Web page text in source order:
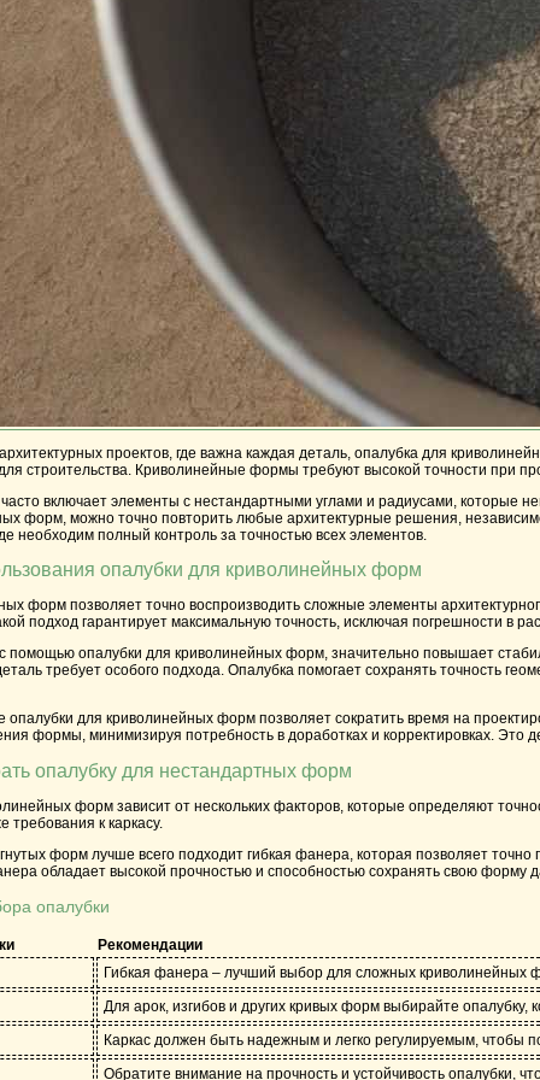
проектов, где важна каждая деталь, опалубка для
строительства. Криволинейные формы требуют высокой точности при
часто включает элементы с нестандартными углами и радиусами,
форм, можно точно повторить любые архитектурные решения,
необходим полный контроль за точностью всех элементов.
опалубки для криволинейных форм
форм позволяет точно воспроизводить сложные элементы
подход гарантирует максимальную точность, исключая погрешности в
помощью опалубки для криволинейных форм, значительно повышает
требует особого подхода. Опалубка помогает сохранять точность
опалубки для криволинейных форм позволяет сократить время на
формы, минимизируя потребность в доработках и корректировках.
опалубку для нестандартных форм
форм зависит от нескольких факторов, которые определяют
требования к каркасу.
форм лучше всего подходит гибкая фанера, которая позволяет
обладает высокой прочностью и способностью сохранять свою форму
опалубки
Рекомендации
Гибкая фанера – лучший выбор для сложных криволинейных
Для арок, изгибов и других кривых форм выбирайте
Каркас должен быть надежным и легко регулируемым, чтобы
Обратите внимание на прочность и устойчивость опалубки,